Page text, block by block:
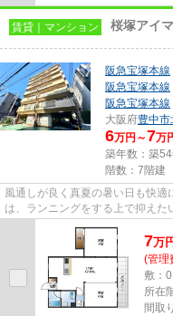
賃貸｜マンション 桜塚アイ
阪急宝塚本線
阪急宝塚本線
阪急宝塚本線
大阪府豊中市
6万円～7万
築年数：築54
階数：7階建
風通しが良く真夏の暑い日も快
は、ランニングをする上で抑え
にごみ捨てができるのが魅力で...
7万
(管理
敷：
所在
間取